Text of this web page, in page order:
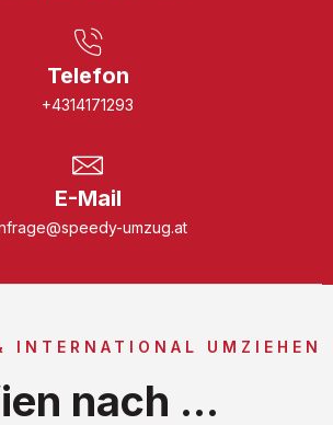
Telefon
+4314171293
E-Mail
umzug.at
INTERNATIONAL UMZIEHEN
nach ...